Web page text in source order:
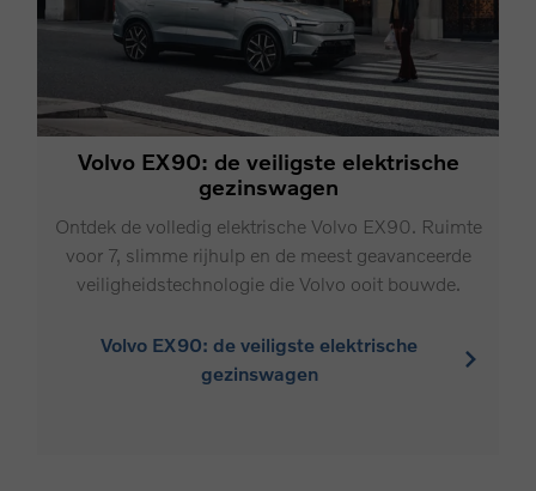
Volvo EX90: de veiligste elektrische
gezinswagen
Ontdek de volledig elektrische Volvo EX90. Ruimte
voor 7, slimme rijhulp en de meest geavanceerde
veiligheidstechnologie die Volvo ooit bouwde.
Volvo EX90: de veiligste elektrische
gezinswagen